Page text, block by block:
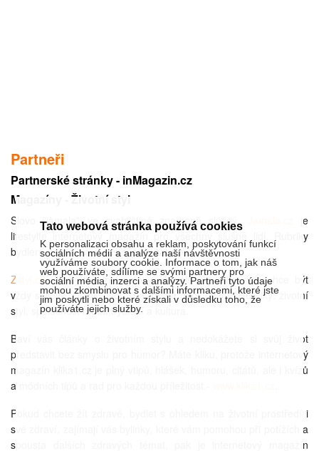
Partneři
Partnerské stránky - inMagazin.cz
Magazíny - Životní styl
Slovo "jamala" ve svahilštině znamená slušný.
je
lifestylte internetový magazín pro všechny slušné lidi. Rubriky
bydlení, zajímavosti cestování, zábavě.
Zstyl.cz- lifestylový internetový časopis pro toho, kdo chce být
vždy stylový. Články jsou pravidelně doplňovány. Rubriky: životní
styl, společnost móda,bydlení a kultura.
Baví vás články o životním stylu a nedokážete si svůj život
představit bez smyslu pro humor? Máte kliku, protože internetový
magazín klika1.cz je plný vtipů, hlášek, humoru, citátů, ale i kvízů
a módních tipů a rad pro každou příležitost.-
Pokud chcete žít zdravě, bydlet s ohledem na životní prostředí i
své zdraví, zajímají vás bylinky, které vám pomohou při potížích a
spousta dalších zdravých témat, pak je internetový magazín
Tato webová stránka používá cookies
K personalizaci obsahu a reklam, poskytování funkcí
sociálních médií a analýze naší návštěvnosti
využíváme soubory cookie. Informace o tom, jak náš
web používáte, sdílíme se svými partnery pro
sociální média, inzerci a analýzy. Partneři tyto údaje
mohou zkombinovat s dalšími informacemi, které jste
jim poskytli nebo které získali v důsledku toho, že
používáte jejich služby.